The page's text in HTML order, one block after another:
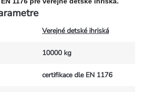
Verejné detské ihriská
10000 kg
certifikace dle EN 1176